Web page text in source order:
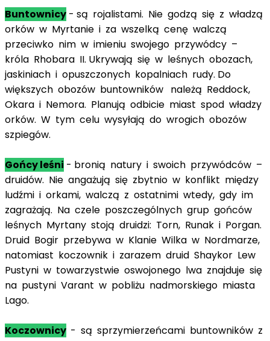
Buntownicy - są rojalistami. Nie godzą się z władzą
orków w Myrtanie i za wszelką cenę walczą
przeciwko nim w imieniu swojego przywódcy –
króla Rhobara II. Ukrywają się w leśnych obozach,
jaskiniach i opuszczonych kopalniach rudy. Do
większych obozów buntowników należą Reddock,
Okara i Nemora. Planują odbicie miast spod władzy
orków. W tym celu wysyłają do wrogich obozów
szpiegów.
Gońcy leśni - bronią natury i swoich przywódców –
druidów. Nie angażują się zbytnio w konflikt między
ludźmi i orkami, walczą z ostatnimi wtedy, gdy im
zagrażają. Na czele poszczególnych grup gońców
leśnych Myrtany stoją druidzi: Torn, Runak i Porgan.
Druid Bogir przebywa w Klanie Wilka w Nordmarze,
natomiast koczownik i zarazem druid Shaykor Lew
Pustyni w towarzystwie oswojonego lwa znajduje się
na pustyni Varant w pobliżu nadmorskiego miasta
Lago.
Koczownicy - są sprzymierzeńcami buntowników z